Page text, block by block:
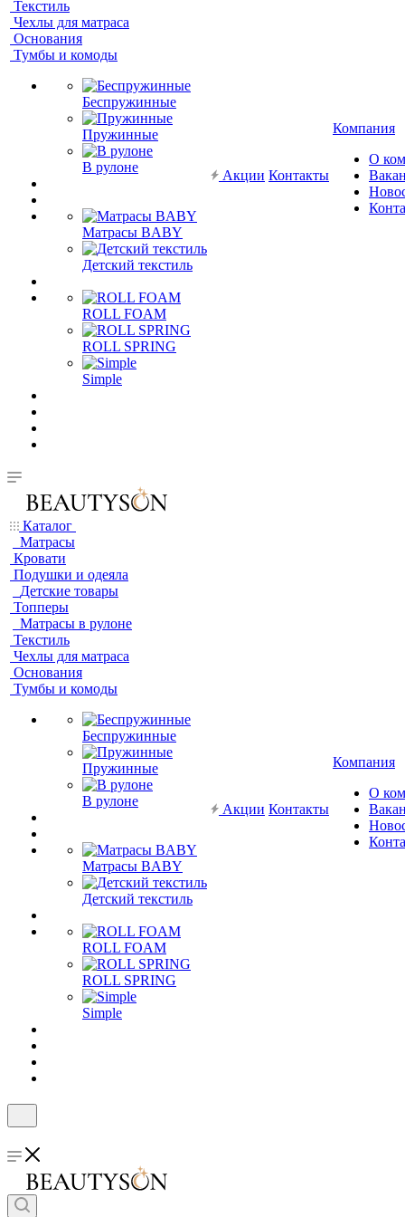
Текстиль
Чехлы для матраса
Основания
Тумбы и комоды
Беспружинные
Пружинные
В рулоне
Матрасы BABY
Детский текстиль
ROLL FOAM
ROLL SPRING
Simple
Акции Контакты
Компания
О
Каталог
Матрасы
Кровати
Подушки и одеяла
Детские товары
Топперы
Матрасы в рулоне
Текстиль
Чехлы для матраса
Основания
Тумбы и комоды
Беспружинные
Пружинные
В рулоне
Матрасы BABY
Детский текстиль
ROLL FOAM
ROLL SPRING
Simple
Акции Контакты
Компания
О